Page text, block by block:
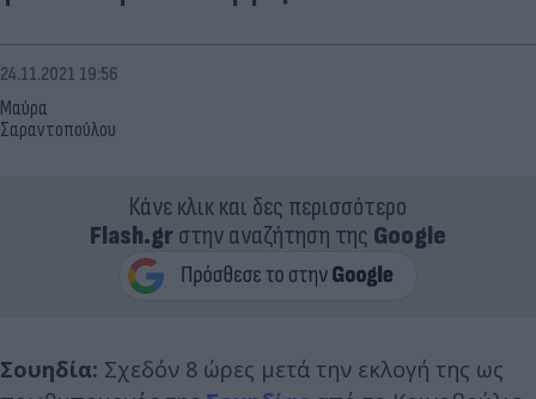
Μαύρα
Σαραντοπούλου
24.11.2021 19:56
Κάνε κλικ και δες περισσότερο
Flash.grστην αναζήτηση της Google
Σουηδία: Σχεδόν 8 ώρες μετά την εκλογή της ως